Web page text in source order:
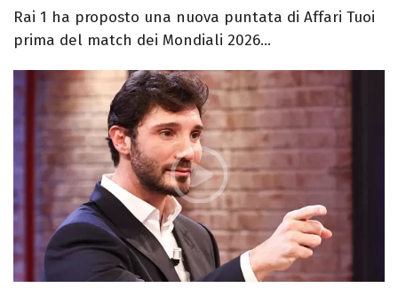
Rai 1 ha proposto una nuova puntata di Affari Tuoi
prima del match dei Mondiali 2026...